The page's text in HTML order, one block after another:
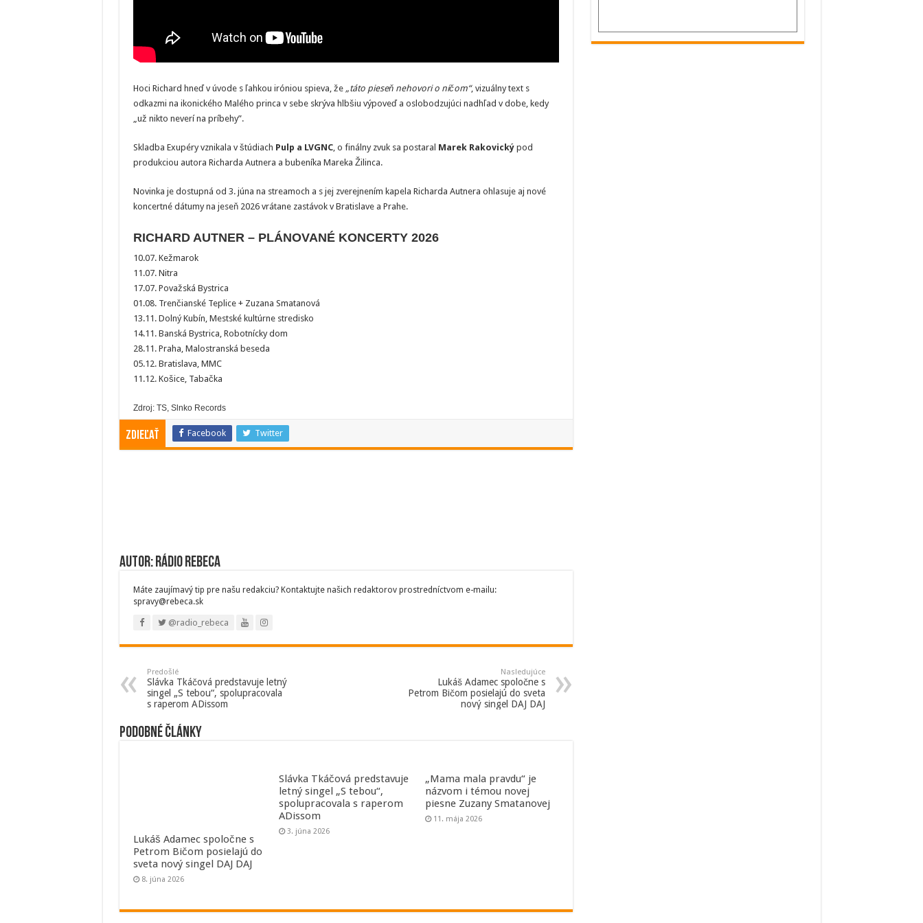
Hoci Richard hneď v úvode s ľahkou iróniou spieva, že „táto pieseň nehovori o ničom“, vizuálny text s
odkazmi na ikonického Malého princa v sebe skrýva hlbšiu výpoveď a oslobodzujúci nadhľad v dobe, kedy
„už nikto neverí na príbehy”.
Skladba Exupéry vznikala v štúdiach Pulp a LVGNC, o finálny zvuk sa postaral Marek Rakovickýpod
produkciou autora Richarda Autnera a bubeníka Mareka Žilinca.
Novinka je dostupná od 3. júna na streamoch a s jej zverejnením kapela Richarda Autnera ohlasuje aj nové
koncertné dátumy na jeseň 2026 vrátane zastávok v Bratislave a Prahe.
RICHARD AUTNER – PLÁNOVANÉ KONCERTY 2026
10.07. Kežmarok
11.07. Nitra
17.07. Považská Bystrica
01.08. Trenčianské Teplice + Zuzana Smatanová
13.11. Dolný Kubín, Mestské kultúrne stredisko
14.11. Banská Bystrica, Robotnícky dom
28.11. Praha, Malostranská beseda
05.12. Bratislava, MMC
11.12. Košice, Tabačka
Zdroj: TS, Slnko Records
Zdieľať Facebook Twitter
Autor: Rádio Rebeca
Máte zaujímavý tip pre našu redakciu? Kontaktujte našich redaktorov prostredníctvom e-mailu:
spravy@rebeca.sk
@radio_rebeca
Predošlé
Slávka Tkáčová predstavuje letný
singel „S tebou“, spolupracovala
s raperom ADissom
Nasledujúce
Lukáš Adamec spoločne s
Petrom Bičom posielajú do sveta
nový singel DAJ DAJ
Podobné články
Lukáš Adamec spoločne s
Petrom Bičom posielajú do
sveta nový singel DAJ DAJ
8. júna 2026
Slávka Tkáčová predstavuje
letný singel „S tebou“,
spolupracovala s raperom
ADissom
3. júna 2026
„Mama mala pravdu“ je
názvom i témou novej
piesne Zuzany Smatanovej
11. mája 2026